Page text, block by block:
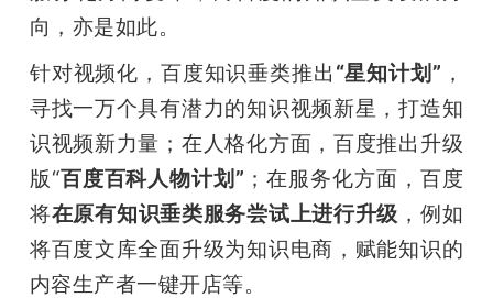
向，亦是如此。
针对视频化，百度知识垂类推出 “星知计划” ，
寻找一万个具有潜力的知识视频新星，打造知
识视频新力量；在人格化方面，百度推出升级
版“百度百科人物计划” ；在服务化方面，百度
将在原有知识垂类服务尝试上进行升级 ，例如
将百度文库全面升级为知识电商，赋能知识的
内容生产者一键开店等。